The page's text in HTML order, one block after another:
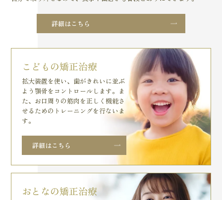
詳細はこちら
こどもの矯正治療
拡大装置を使い、歯がきれいに並ぶ
よう顎骨をコントロールします。ま
た、お口周りの筋肉を正しく機能さ
せるためのトレーニングを行ないま
す。
詳細はこちら
おとなの矯正治療